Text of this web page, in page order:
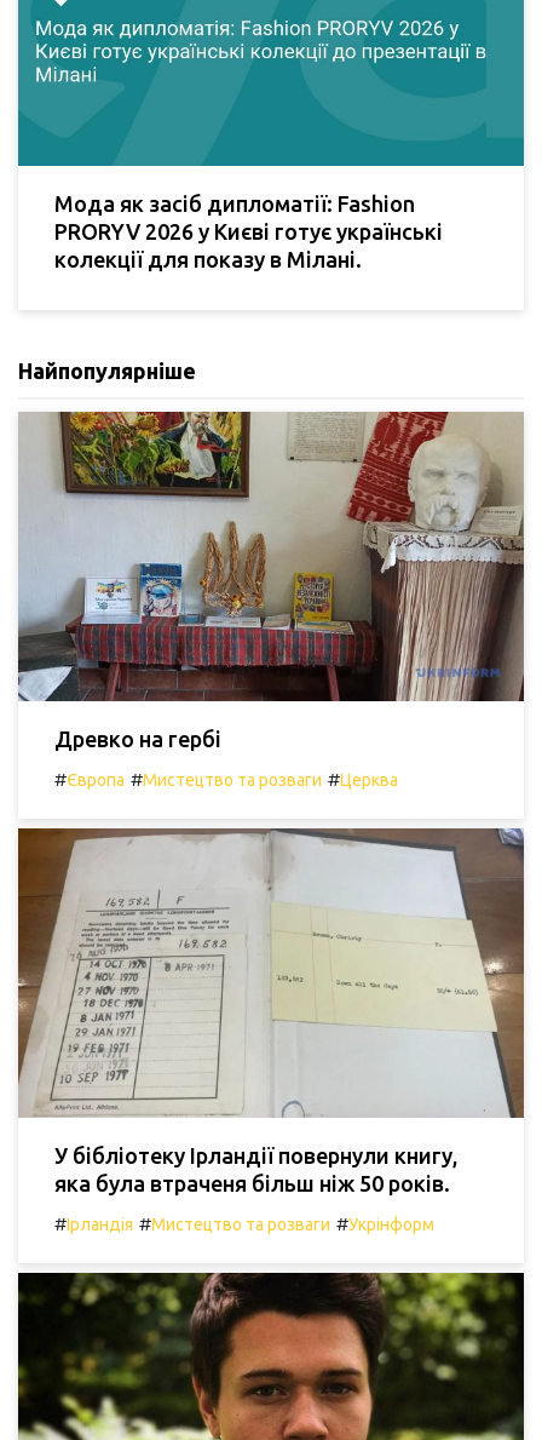
Мода як засіб дипломатії: Fashion
PRORYV 2026 у Києві готує українські
колекції для показу в Мілані.
Найпопулярніше
Древко на гербі
#Європа #Мистецтво та розваги #Церква
У бібліотеку Ірландії повернули книгу,
яка була втраченя більш ніж 50 років.
#Ірландія #Мистецтво та розваги #Укрінформ